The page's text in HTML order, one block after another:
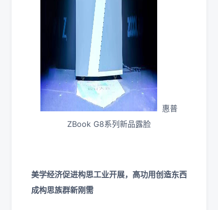
惠普
ZBook G8系列新品露脸
美学经济促进构思工业开展，高功用创造东西
成构思族群新刚需